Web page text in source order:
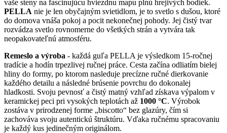
vaše steny na fascinujúcu hviezdnu mapu plnú hrejivých bodiek.
PELLA nie je len obyčajným svietidlom, je to svetlo s dušou, ktoré
do domova vnáša pokoj a pocit nekonečnej pohody. Jej čistý tvar
rozvádza svetlo rovnomerne do všetkých strán a vytvára tak
neopakovateľnú atmosféru.
Remeslo a výroba - každá guľa PELLA je výsledkom 15-ročnej
tradície a hodín trpezlivej ručnej práce. Cesta začína odliatím bielej
hliny do formy, po ktorom nasleduje precízne ručné dierkovanie
každého detailu a následné brúsenie povrchu do dokonalej
hladkosti. Svoju pevnosť a čistý matný vzhľad získava výpalom v
keramickej peci pri vysokých teplotách až 1000 °C. Výrobok
zostáva v prirodzenej forme „biscotto“ bez glazúry, čím si
zachováva svoju autentickú štruktúru. Vďaka ručnému spracovaniu
je každý kus jedinečným originálom.